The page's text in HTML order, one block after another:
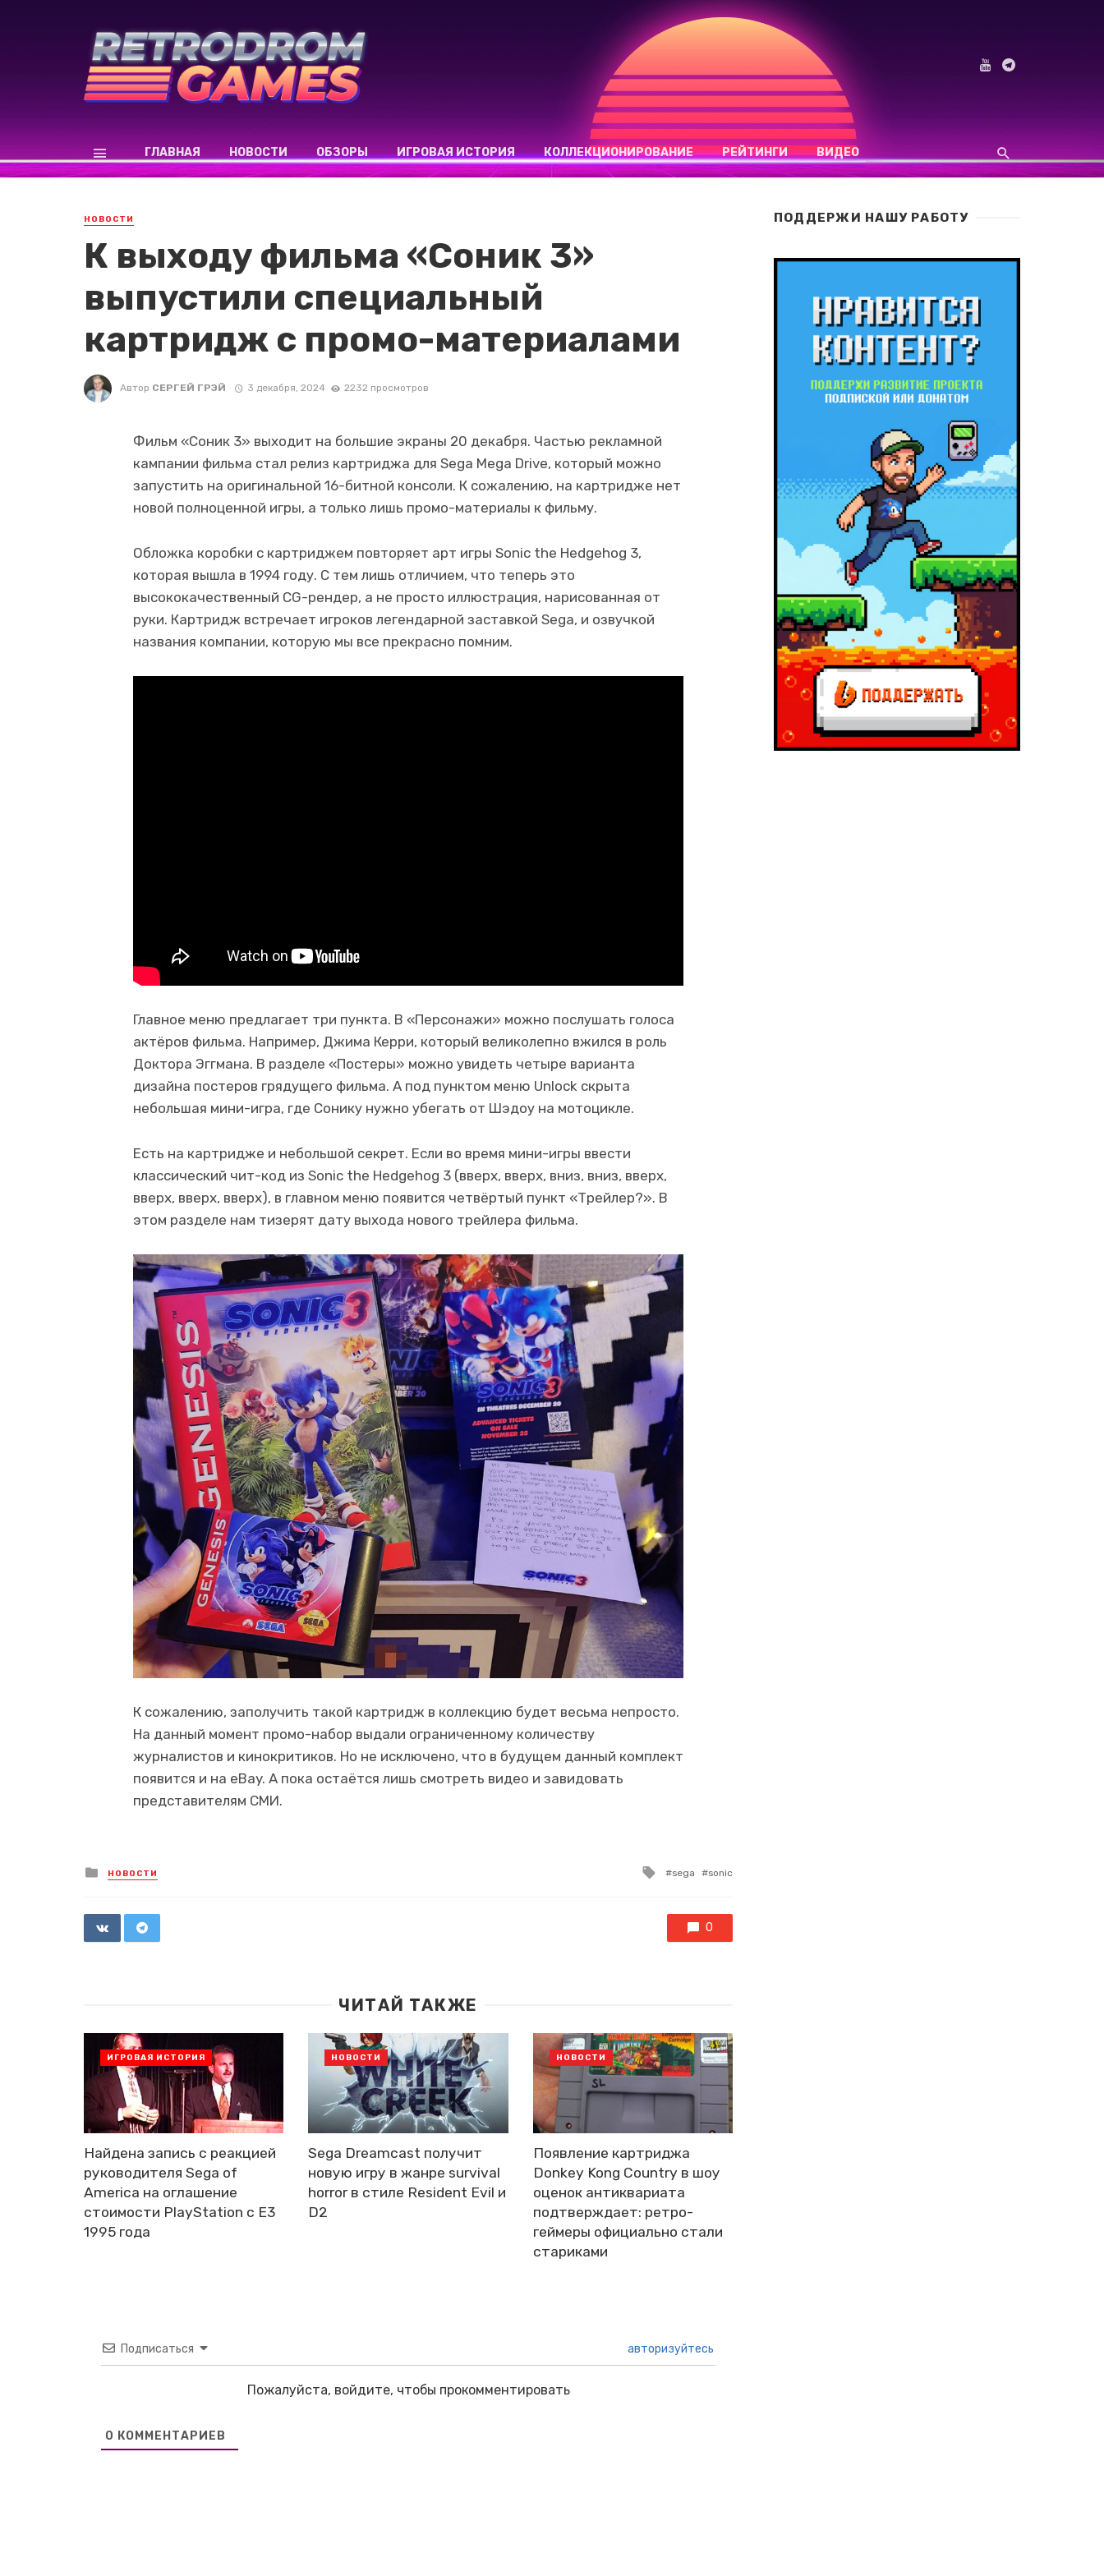
ГЛАВНАЯ НОВОСТИ ОБЗОРЫ ИГРОВАЯ ИСТОРИЯ КОЛЛЕКЦИОНИРОВАНИЕ РЕЙТИНГИ ВИДЕО
НОВОСТИ
К выходу фильма «Соник 3»
выпустили специальный
картридж с промо-материалами
Автор СЕРГЕЙ ГРЭЙ 3 декабря, 2024 2232 просмотров
Фильм «Соник 3» выходит на большие экраны 20 декабря. Частью рекламной
кампании фильма стал релиз картриджа для Sega Mega Drive, который можно
запустить на оригинальной 16-битной консоли. К сожалению, на картридже нет
новой полноценной игры, а только лишь промо-материалы к фильму.
Обложка коробки с картриджем повторяет арт игры Sonic the Hedgehog 3,
которая вышла в 1994 году. С тем лишь отличием, что теперь это
высококачественный CG-рендер, а не просто иллюстрация, нарисованная от
руки. Картридж встречает игроков легендарной заставкой Sega, и озвучкой
названия компании, которую мы все прекрасно помним.
Главное меню предлагает три пункта. В «Персонажи» можно послушать голоса
актёров фильма. Например, Джима Керри, который великолепно вжился в роль
Доктора Эггмана. В разделе «Постеры» можно увидеть четыре варианта
дизайна постеров грядущего фильма. А под пунктом меню Unlock скрыта
небольшая мини-игра, где Сонику нужно убегать от Шэдоу на мотоцикле.
Есть на картридже и небольшой секрет. Если во время мини-игры ввести
классический чит-код из Sonic the Hedgehog 3 (вверх, вверх, вниз, вниз, вверх,
вверх, вверх, вверх), в главном меню появится четвёртый пункт «Трейлер?». В
этом разделе нам тизерят дату выхода нового трейлера фильма.
К сожалению, заполучить такой картридж в коллекцию будет весьма непросто.
На данный момент промо-набор выдали ограниченному количеству
журналистов и кинокритиков. Но не исключено, что в будущем данный комплект
появится и на eBay. А пока остаётся лишь смотреть видео и завидовать
представителям СМИ.
Posted
in
НОВОСТИ
Tagged
sega sonic
0
ЧИТАЙ ТАКЖЕ
Найдена запись с реакцией
руководителя Sega of
America на оглашение
стоимости PlayStation с E3
1995 года
ИГРОВАЯ ИСТОРИЯ
Sega Dreamcast получит
новую игру в жанре survival
horror в стиле Resident Evil и
D2
НОВОСТИ
Появление картриджа
Donkey Kong Country в шоу
оценок антиквариата
подтверждает: ретро-
геймеры официально стали
стариками
НОВОСТИ
Подписаться авторизуйтесь
Пожалуйста, войдите, чтобы прокомментировать
0 КОММЕНТАРИЕВ
ПОДДЕРЖИ НАШУ РАБОТУ